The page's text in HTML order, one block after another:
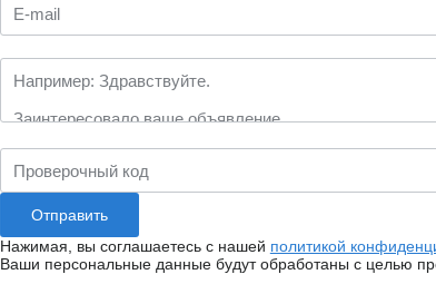
Нажимая, вы соглашаетесь с нашей политикой
Ваши персональные данные будут обработаны с целью